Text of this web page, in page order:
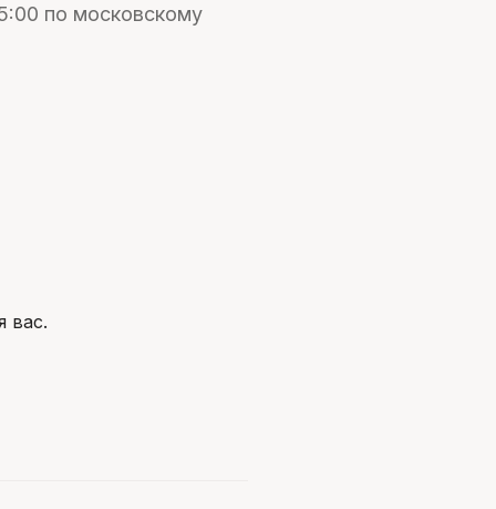
по московскому
вас.